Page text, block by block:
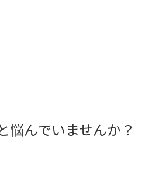
んでいませんか？